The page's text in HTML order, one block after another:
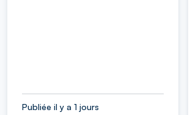
Publiée il y a 1 jours